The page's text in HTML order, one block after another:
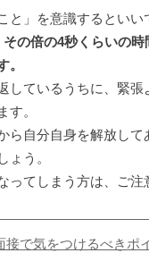
と」を意識するといい
の倍の4秒くらいの時
。
しているうちに、緊張
す。
ら自分自身を解放して
ょう。
ってしまう方は、ご注
接で気をつけるべきポ